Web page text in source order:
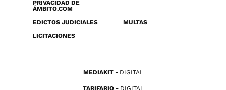
PRIVACIDAD DE
ÁMBITO.COM
EDICTOS JUDICIALES
MULTAS
LICITACIONES
MEDIAKIT DIGITAL